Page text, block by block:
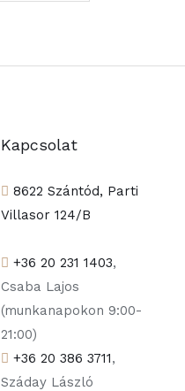
Kapcsolat
8622 Szántód, Parti
Villasor 124/B
+36 20 231 1403,
Csaba Lajos
(munkanapokon 9:00-
21:00)
+36 20 386 3711,
Száday László